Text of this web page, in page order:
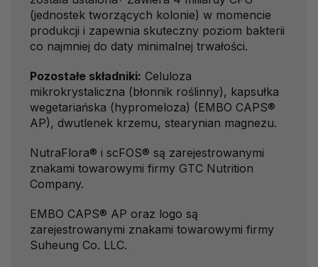
(jednostek tworzących kolonie) w momencie
produkcji i zapewnia skuteczny poziom bakterii
co najmniej do daty minimalnej trwałości.
Pozostałe składniki: Celuloza
mikrokrystaliczna (błonnik roślinny), kapsułka
wegetariańska (hypromeloza) (EMBO CAPS®
AP), dwutlenek krzemu, stearynian magnezu.
NutraFlora® i scFOS® są zarejestrowanymi
znakami towarowymi firmy GTC Nutrition
Company.
EMBO CAPS® AP oraz logo są
zarejestrowanymi znakami towarowymi firmy
Suheung Co. LLC.